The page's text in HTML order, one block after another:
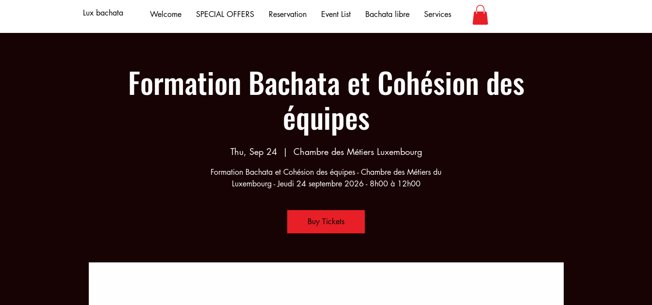
Lux bachata Welcome SPECIAL OFFERS Reservation Event List Bachata libre Services
Formation Bachata et Cohésion des
équipes
Thu, Sep 24
  |
Chambre des Métiers Luxembourg
Formation Bachata et Cohésion des équipes - Chambre des Métiers du
Luxembourg - Jeudi 24 septembre 2026 - 8h00 à 12h00
Buy Tickets